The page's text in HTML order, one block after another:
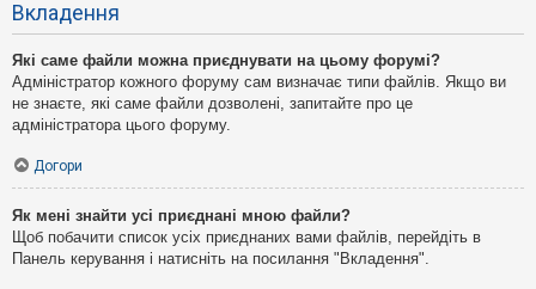
Вкладення
Які саме файли можна приєднувати на цьому форумі?
Адміністратор кожного форуму сам визначає типи файлів. Якщо ви
не знаєте, які саме файли дозволені, запитайте про це
адміністратора цього форуму.
Догори
Як мені знайти усі приєднані мною файли?
Щоб побачити список усіх приєднаних вами файлів, перейдіть в
Панель керування і натисніть на посилання "Вкладення".